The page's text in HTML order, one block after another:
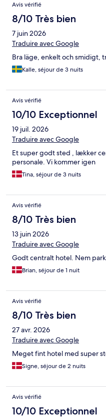
Avis vérifié
8/10 Très bien
7 juin 2026
Traduire avec Google
Bra läge, enkelt och smidigt,
Kalle, séjour de 3 nuits
Avis vérifié
10/10 Exceptionnel
19 juil. 2026
Traduire avec Google
Et super godt sted , lækker
personale. Vi kommer igen
Tina, séjour de 3 nuits
Avis vérifié
8/10 Très bien
13 juin 2026
Traduire avec Google
Godt centralt hotel. Nem
Brian, séjour de 1 nuit
Avis vérifié
8/10 Très bien
27 avr. 2026
Traduire avec Google
Meget fint hotel med super
Signe, séjour de 2 nuits
Avis vérifié
10/10 Exceptionnel